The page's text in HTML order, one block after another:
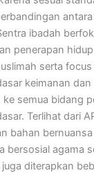
ibadah
penerapan
serta
keimanan
semua bidang
Terlihat dari
bahan
bersosial agama
diterapkan